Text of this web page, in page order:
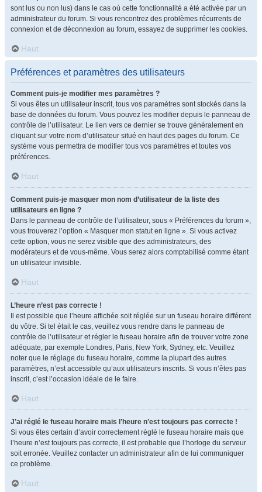
sont lus ou non lus) dans le cas où cette fonctionnalité a été activée par un
administrateur du forum. Si vous rencontrez des problèmes récurrents de
connexion et de déconnexion au forum, essayez de supprimer les cookies.
Haut
Préférences et paramètres des utilisateurs
Comment puis-je modifier mes paramètres ?
Si vous êtes un utilisateur inscrit, tous vos paramètres sont stockés dans la
base de données du forum. Vous pouvez les modifier depuis le panneau de
contrôle de l’utilisateur. Le lien vers ce dernier se trouve généralement en
cliquant sur votre nom d’utilisateur situé en haut des pages du forum. Ce
système vous permettra de modifier tous vos paramètres et toutes vos
préférences.
Haut
Comment puis-je masquer mon nom d’utilisateur de la liste des
utilisateurs en ligne ?
Dans le panneau de contrôle de l’utilisateur, sous « Préférences du forum »,
vous trouverez l’option « Masquer mon statut en ligne ». Si vous activez
cette option, vous ne serez visible que des administrateurs, des
modérateurs et de vous-même. Vous serez alors comptabilisé comme étant
un utilisateur invisible.
Haut
L’heure n’est pas correcte !
Il est possible que l’heure affichée soit réglée sur un fuseau horaire différent
du vôtre. Si tel était le cas, veuillez vous rendre dans le panneau de
contrôle de l’utilisateur et régler le fuseau horaire afin de trouver votre zone
adéquate, par exemple Londres, Paris, New York, Sydney, etc. Veuillez
noter que le réglage du fuseau horaire, comme la plupart des autres
paramètres, n’est accessible qu’aux utilisateurs inscrits. Si vous n’êtes pas
inscrit, c’est l’occasion idéale de le faire.
Haut
J’ai réglé le fuseau horaire mais l’heure n’est toujours pas correcte !
Si vous êtes certain d’avoir correctement réglé le fuseau horaire mais que
l’heure n’est toujours pas correcte, il est probable que l’horloge du serveur
soit erronée. Veuillez contacter un administrateur afin de lui communiquer
ce problème.
Haut